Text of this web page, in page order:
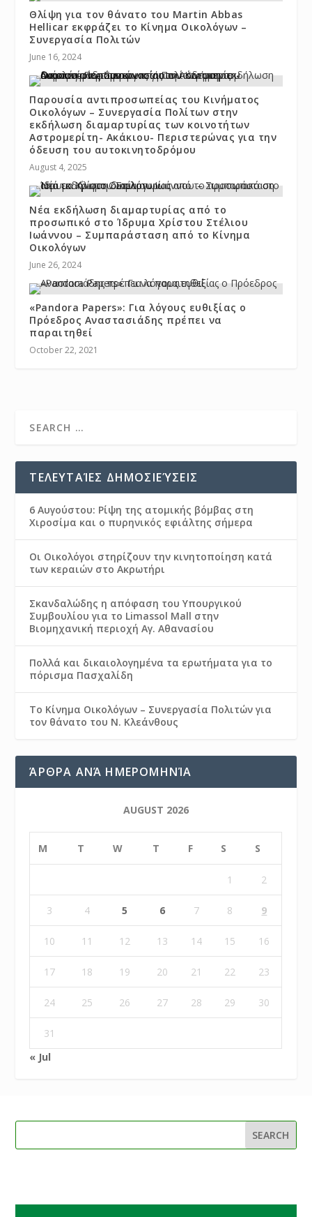
Θλίψη για τον θάνατο του Martin Abbas
Hellicar εκφράζει το Κίνημα Οικολόγων –
Συνεργασία Πολιτών
June 16, 2024
Παρουσία αντιπροσωπείας του Κινήματος
Οικολόγων – Συνεργασία Πολίτων στην
εκδήλωση διαμαρτυρίας των κοινοτήτων
Αστρομερίτη- Ακάκιου- Περιστερώνας για την
όδευση του αυτοκινητοδρόμου
August 4, 2025
Νέα εκδήλωση διαμαρτυρίας από το
προσωπικό στο Ίδρυμα Χρίστου Στέλιου
Ιωάννου – Συμπαράσταση από το Κίνημα
Οικολόγων
June 26, 2024
«Pandora Papers»: Για λόγους ευθιξίας ο
Πρόεδρος Αναστασιάδης πρέπει να
παραιτηθεί
October 22, 2021
ΤΕΛΕΥΤΑΊΕΣ ΔΗΜΟΣΙΕΎΣΕΙΣ
6 Αυγούστου: Ρίψη της ατομικής βόμβας στη
Χιροσίμα και ο πυρηνικός εφιάλτης σήμερα
Οι Οικολόγοι στηρίζουν την κινητοποίηση κατά
των κεραιών στο Ακρωτήρι
Σκανδαλώδης η απόφαση του Υπουργικού
Συμβουλίου για το Limassol Mall στην
Βιομηχανική περιοχή Αγ. Αθανασίου
Πολλά και δικαιολογημένα τα ερωτήματα για το
πόρισμα Πασχαλίδη
Το Κίνημα Οικολόγων – Συνεργασία Πολιτών για
τον θάνατο του Ν. Κλεάνθους
ΆΡΘΡΑ ΑΝΆ ΗΜΕΡΟΜΗΝΊΑ
AUGUST 2026
M T W T F S S
1 2
3 4 5 6 7 8 9
10 11 12 13 14 15 16
17 18 19 20 21 22 23
24 25 26 27 28 29 30
31
« Jul